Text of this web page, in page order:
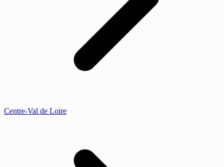
Centre-Val de Loire